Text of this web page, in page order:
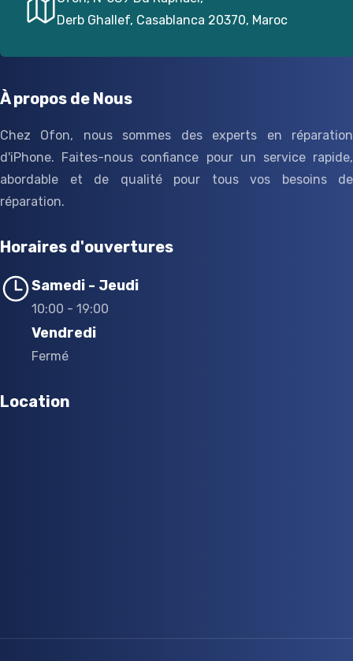
Derb Ghallef, Casablanca 20370, Maroc
À propos de Nous
Chez Ofon, nous sommes des experts en réparation
d'iPhone. Faites-nous confiance pour un service rapide,
abordable et de qualité pour tous vos besoins de
réparation.
Horaires d'ouvertures
Samedi - Jeudi
10:00 - 19:00
Vendredi
Fermé
Location